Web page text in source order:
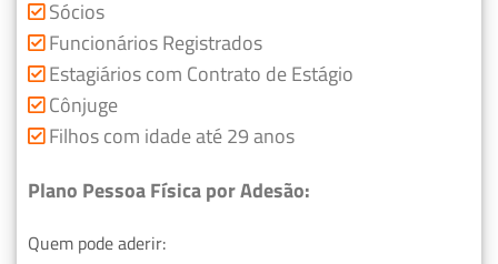
Sócios
Funcionários Registrados
Estagiários com Contrato de Estágio
Cônjuge
Filhos com idade até 29 anos
Plano Pessoa Física por Adesão:
Quem pode aderir: